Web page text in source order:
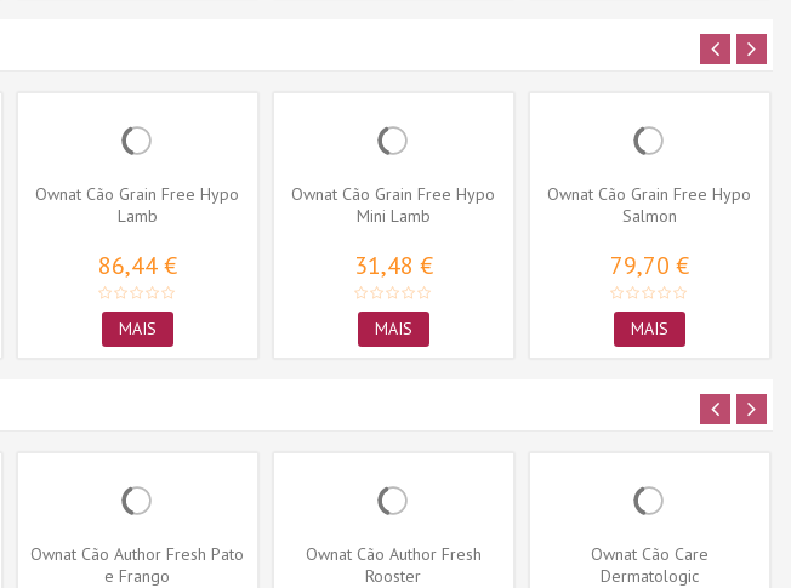
Ownat Cão Grain Free Hypo
Lamb
86,44 €
MAIS
Ownat Cão Grain Free Hypo
Mini Lamb
31,48 €
MAIS
Ownat Cão Grain Free Hypo
Salmon
79,70 €
MAIS
Ownat Cão Author Fresh Pato
e Frango
Ownat Cão Author Fresh
Rooster
Ownat Cão Care
Dermatologic